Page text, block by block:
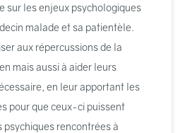
sur les enjeux psychologiques
malade et sa patientèle.
aux répercussions de la
mais aussi à aider leurs
en leur apportant les
pour que ceux-ci puissent
rencontrées à